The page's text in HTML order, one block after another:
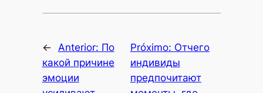
← Anterior: По
какой причине
эмоции
Próximo: Отчего
индивиды
предпочитают